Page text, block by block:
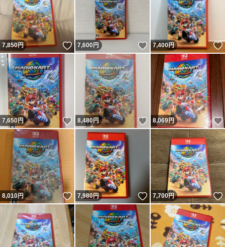
7,850円 いいね！
7,600円 いいね！
7,400円
7,650円 いいね！
8,480円 いいね！
8,069円
8,010円 いいね！
7,980円 いいね！
7,700円